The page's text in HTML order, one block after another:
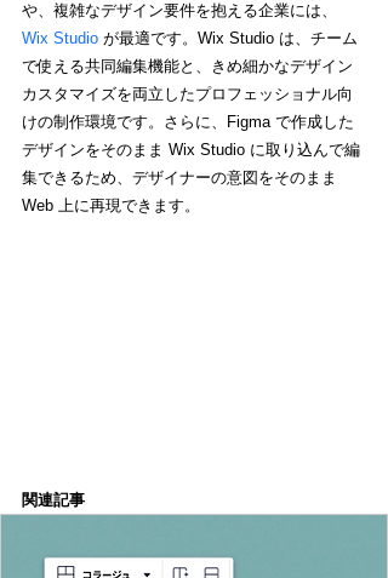
や、複雑なデザイン要件を抱える企業には、
Wix Studio が最適です。Wix Studio は、チーム
で使える共同編集機能と、きめ細かなデザイン
カスタマイズを両立したプロフェッショナル向
けの制作環境です。さらに、Figma で作成した
デザインをそのまま Wix Studio に取り込んで編
集できるため、デザイナーの意図をそのまま
Web 上に再現できます。
関連記事